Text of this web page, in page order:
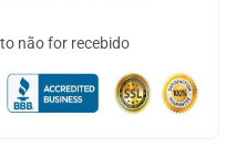
não for recebido